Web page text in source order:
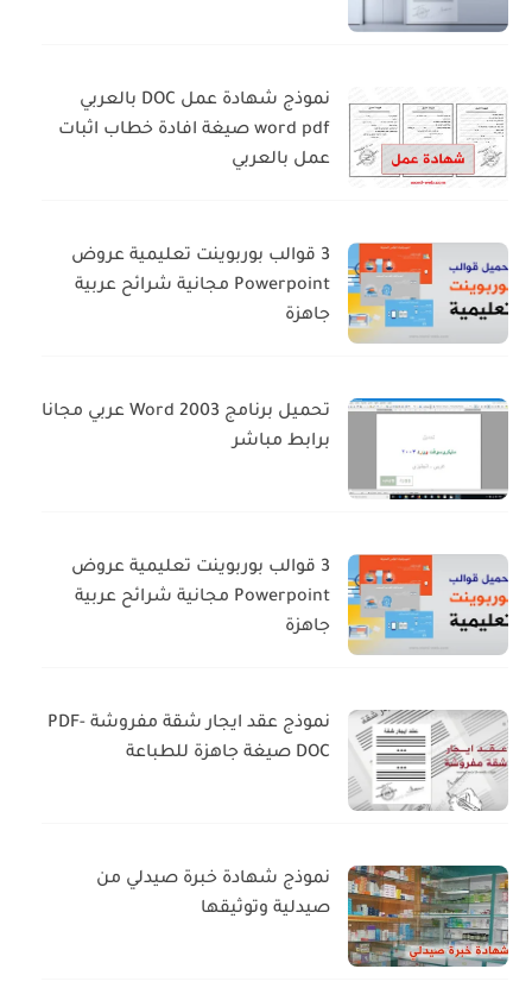
نموذج شهادة عمل DOC بالعربي
word pdf صيغة افادة خطاب اثبات
عمل بالعربي
3 قوالب بوربوينت تعليمية عروض
Powerpoint مجانية شرائح عربية
جاهزة
تحميل برنامج Word 2003 عربي مجانا
برابط مباشر
3 قوالب بوربوينت تعليمية عروض
Powerpoint مجانية شرائح عربية
جاهزة
نموذج عقد ايجار شقة مفروشة PDF-
DOC صيغة جاهزة للطباعة
نموذج شهادة خبرة صيدلي من
صيدلية وتوثيقها